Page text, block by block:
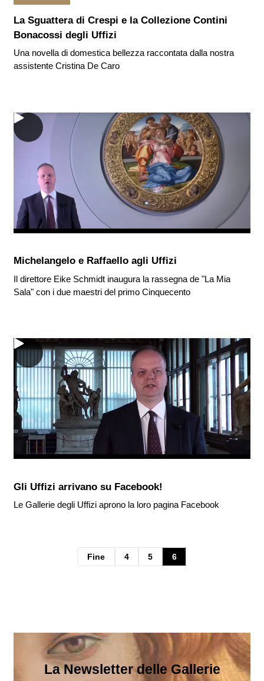
La Sguattera di Crespi e la Collezione Contini
Bonacossi degli Uffizi
Una novella di domestica bellezza raccontata dalla nostra
assistente Cristina De Caro
Michelangelo e Raffaello agli Uffizi
Il direttore Eike Schmidt inaugura la rassegna de "La Mia
Sala" con i due maestri del primo Cinquecento
Gli Uffizi arrivano su Facebook!
Le Gallerie degli Uffizi aprono la loro pagina Facebook
Fine 4 5 6
La Newsletter delle Gallerie